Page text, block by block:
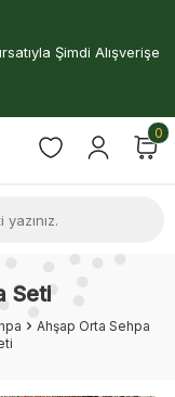
Şimdi Alışverişe
0
Seti
Ahşap Orta Sehpa